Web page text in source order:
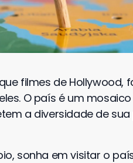
filmes de Hollywood,
O país é um
a diversidade de
sonha em visitar o